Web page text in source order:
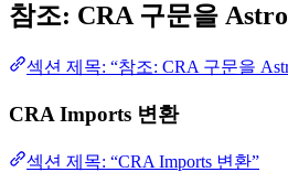
참조: CRA 구문을
섹션 제목: “참조: CRA 구문을
CRA Imports 변환
섹션 제목: “CRA Imports 변환”